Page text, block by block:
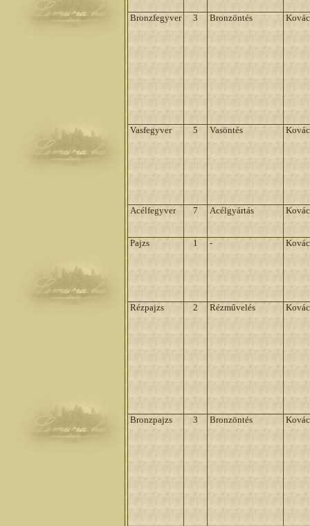
Bronzfegyver 3 Bronzöntés
Vasfegyver 5 Vasöntés
Acélfegyver 7 Acélgyártás
Pajzs 1 -
Rézpajzs 2 Rézművelés
Bronzpajzs 3 Bronzöntés